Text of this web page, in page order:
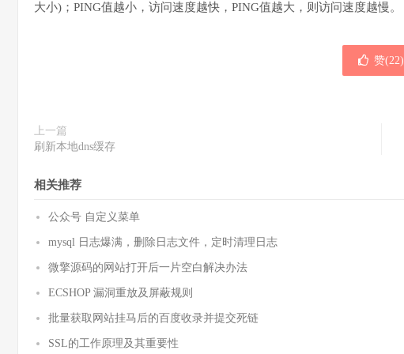
大小)；PING值越小，访问速度越快，PING值越大，则访问速度越慢。
赞(22)
上一篇
刷新本地dns缓存
相关推荐
公众号 自定义菜单
mysql 日志爆满，删除日志文件，定时清理日志
微擎源码的网站打开后一片空白解决办法
ECSHOP 漏洞重放及屏蔽规则
批量获取网站挂马后的百度收录并提交死链
SSL的工作原理及其重要性